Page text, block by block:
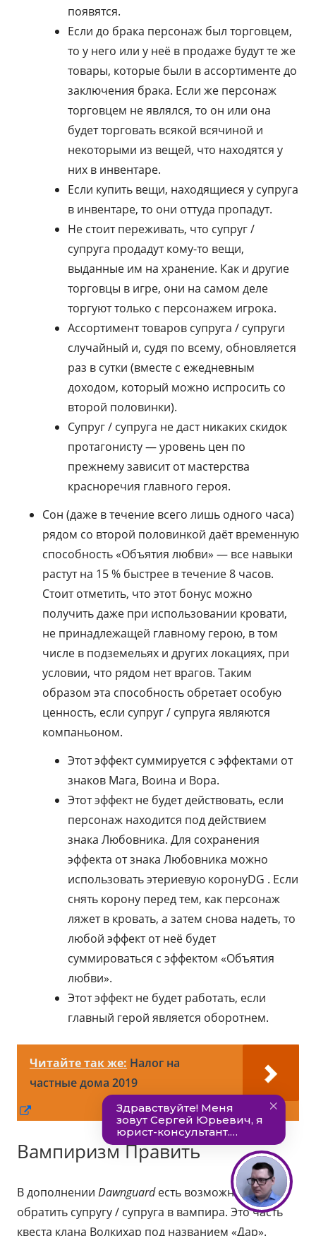
появятся.
Если до брака персонаж был торговцем,
то у него или у неё в продаже будут те же
товары, которые были в ассортименте до
заключения брака. Если же персонаж
торговцем не являлся, то он или она
будет торговать всякой всячиной и
некоторыми из вещей, что находятся у
них в инвентаре.
Если купить вещи, находящиеся у супруга
в инвентаре, то они оттуда пропадут.
Не стоит переживать, что супруг /
супруга продадут кому-то вещи,
выданные им на хранение. Как и другие
торговцы в игре, они на самом деле
торгуют только с персонажем игрока.
Ассортимент товаров супруга / супруги
случайный и, судя по всему, обновляется
раз в сутки (вместе с ежедневным
доходом, который можно испросить со
второй половинки).
Супруг / супруга не даст никаких скидок
протагонисту — уровень цен по
прежнему зависит от мастерства
красноречия главного героя.
Сон (даже в течение всего лишь одного часа)
рядом со второй половинкой даёт временную
способность «Объятия любви» — все навыки
растут на 15 % быстрее в течение 8 часов.
Стоит отметить, что этот бонус можно
получить даже при использовании кровати,
не принадлежащей главному герою, в том
числе в подземельях и других локациях, при
условии, что рядом нет врагов. Таким
образом эта способность обретает особую
ценность, если супруг / супруга являются
компаньоном.
Этот эффект суммируется с эффектами от
знаков Мага, Воина и Вора.
Этот эффект не будет действовать, если
персонаж находится под действием
знака Любовника. Для сохранения
эффекта от знака Любовника можно
использовать этериевую коронуDG . Если
снять корону перед тем, как персонаж
ляжет в кровать, а затем снова надеть, то
любой эффект от неё будет
суммироваться с эффектом «Объятия
любви».
Этот эффект не будет работать, если
главный герой является оборотнем.
Читайте так же: Налог на
частные дома 2019
новом
Вампиризм Править
В дополнении Dawnguardесть возможность
обратить супругу / супруга в вампира. Это часть
квеста клана Волкихар под названием «Дар».